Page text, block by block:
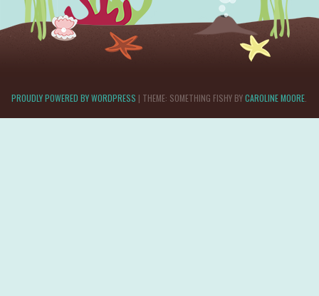
PROUDLY POWERED BY WORDPRESS | THEME: SOMETHING FISHY BYCAROLINE MOORE